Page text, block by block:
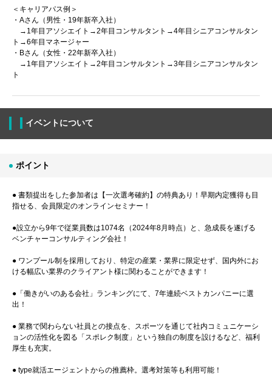
＜キャリアパス例＞
・Aさん（男性・19年新卒入社）
→1年目アソシエイト→2年目コンサルタント→4年目シニアコンサルタン
ト→6年目マネージャー
・Bさん（女性・22年新卒入社）
→1年目アソシエイト→2年目コンサルタント→3年目シニアコンサルタン
ト
イベントについて
ポイント
● 書類提出をした参加者は【一次選考確約】の特典あり！早期内定獲得も目
指せる、会員限定のオンラインセミナー！
●設立から9年で従業員数は1074名（2024年8月時点）と、急成長を遂げる
ベンチャーコンサルティング会社！
● ワンプール制を採用しており、特定の産業・業界に限定せず、国内外にお
ける幅広い業界のクライアント様に関わることができます！
●「働きがいのある会社」ランキングにて、7年連続ベストカンパニーに選
出！
● 業務で関わらない社員との接点を、スポーツを通じて社内コミュニケーシ
ョンの活性化を図る「スポレク制度」という独自の制度を設けるなど、福利
厚生も充実。
● type就活エージェントからの推薦枠。選考対策等も利用可能！